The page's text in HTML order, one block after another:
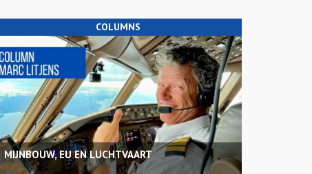
COLUMNS
MIJNBOUW, EU EN LUCHTVAART